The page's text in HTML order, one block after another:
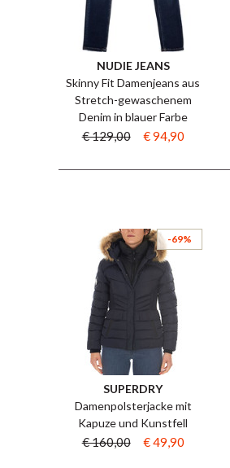
NUDIE JEANS
Skinny Fit Damenjeans aus
Stretch-gewaschenem
Denim in blauer Farbe
€ 129,00 € 94,90
-69%
SUPERDRY
Damenpolsterjacke mit
Kapuze und Kunstfell
€ 160,00 € 49,90